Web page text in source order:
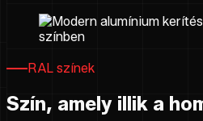
RAL színek
Szín, amely illik a